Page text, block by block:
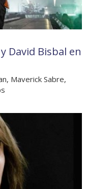
David Bisbal en
Maverick Sabre,